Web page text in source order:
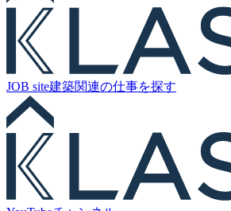
JOB site建築関連の仕事を探す